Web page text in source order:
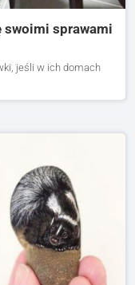
swoimi sprawami
jeśli w ich domach